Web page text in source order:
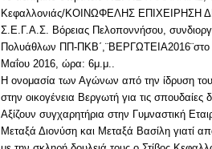
Κεφαλλονιάς/ΚΟΙΝΩΦΕΛΗΣ ΕΠΙΧΕΙΡΗΣΗ
Σ.Ε.Γ.Α.Σ. Βόρειας Πελοποννήσου,
Πολυάθλων ΠΠ-ΠΚΒ΄,¨ΒΕΡΓΩΤΕΙΑ2016¨στο
Μαΐου 2016, ώρα: 6μ.μ..
Η ονομασία των Αγώνων από την ίδρυση
στην οικογένεια Βεργωτή για τις σπουδαίες
Αξίζουν συγχαρητήρια στην Γυμναστική
Μεταξά Διονύση και Μεταξά Βασίλη γιατί